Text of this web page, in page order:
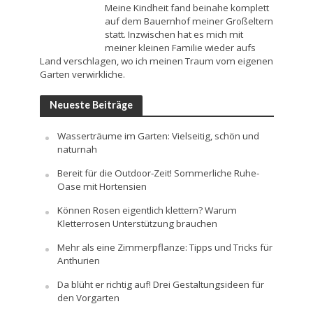
Meine Kindheit fand beinahe komplett
auf dem Bauernhof meiner Großeltern
statt. Inzwischen hat es mich mit
meiner kleinen Familie wieder aufs
Land verschlagen, wo ich meinen Traum vom eigenen
Garten verwirkliche.
Neueste Beiträge
Wasserträume im Garten: Vielseitig, schön und
naturnah
Bereit für die Outdoor-Zeit! Sommerliche Ruhe-
Oase mit Hortensien
Können Rosen eigentlich klettern? Warum
Kletterrosen Unterstützung brauchen
Mehr als eine Zimmerpflanze: Tipps und Tricks für
Anthurien
Da blüht er richtig auf! Drei Gestaltungsideen für
den Vorgarten